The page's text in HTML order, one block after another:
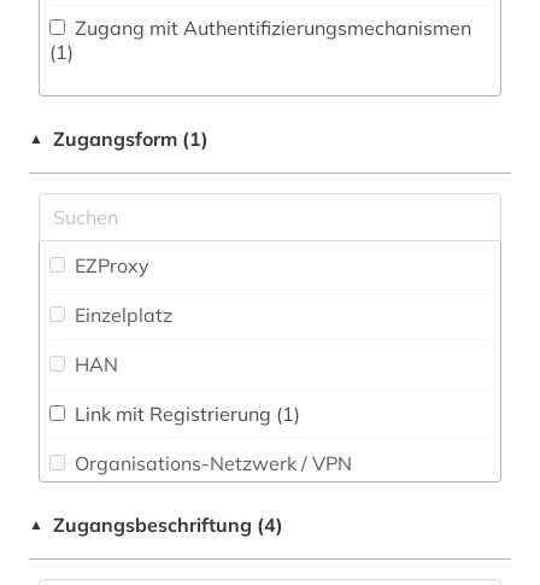
(1)
▲ Zugangsform (1)
EZProxy
Einzelplatz
HAN
Link mit Registrierung (1)
Organisations-Netzwerk / VPN
Shibboleth
Zugriff vor Ort
▲ Zugangsbeschriftung (4)